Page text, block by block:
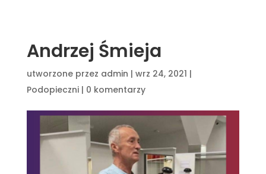
Andrzej Śmieja
utworzone przez admin | wrz 24, 2021 |
Podopieczni| 0 komentarzy